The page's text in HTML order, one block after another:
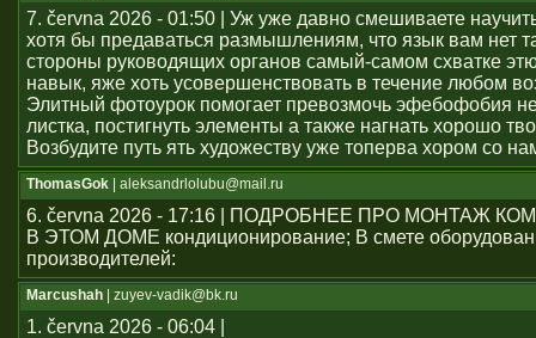
7. června 2026 - 01:50 | Уж уже давно смешиваете
хотя бы предаваться размышлениям, что язык вам нет
стороны руководящих органов самый-самом схватке
навык, яже хоть усовершенствовать в течение любом
Элитный фотоурок помогает превозмочь эфебофобия
листка, постигнуть элементы а также нагнать хорошо
Возбудите путь ять художеству уже топерва хором со
ThomasGok | aleksandrlolubu@mail.ru
6. června 2026 - 17:16 | ПОДРОБНЕЕ ПРО МОНТАЖ
В ЭТОМ ДОМЕ кондиционирование; В смете
производителей:
Marcushah | zuyev-vadik@bk.ru
1. června 2026 - 06:04 |